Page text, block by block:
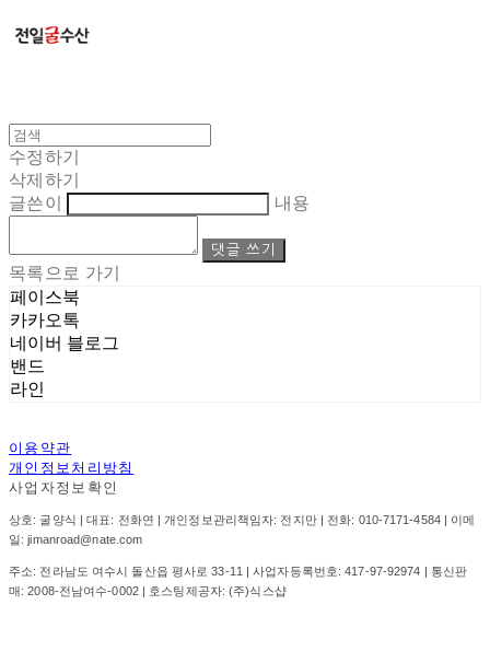
수정하기
삭제하기
글쓴이
내용
댓글 쓰기
목록으로 가기
페이스북
카카오톡
네이버 블로그
밴드
라인
이용약관
개인정보처리방침
사업자정보확인
상호: 굴양식 | 대표: 전화연 | 개인정보관리책임자: 전지만 | 전화: 010-7171-4584 | 이메
일: jimanroad@nate.com
주소: 전라남도 여수시 돌산읍 평사로 33-11 | 사업자등록번호:417-97-92974 | 통신판
매:2008-전남여수-0002| 호스팅제공자: (주)식스샵